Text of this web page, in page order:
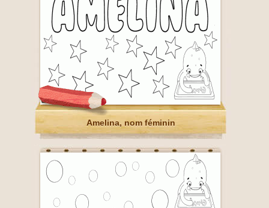
Amelina, nom féminin